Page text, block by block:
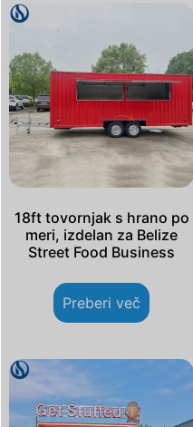
18ft tovornjak s hrano po
meri, izdelan za Belize
Street Food Business
Preberi več